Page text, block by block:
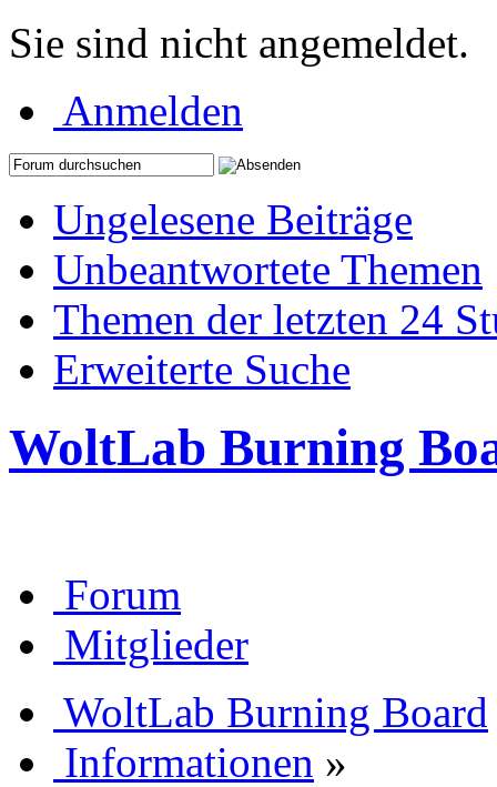
Sie sind nicht angemeldet.
Anmelden
Ungelesene Beiträge
Unbeantwortete Themen
Themen der letzten 24
Erweiterte Suche
WoltLab Burning
Forum
Mitglieder
WoltLab Burning Board
Informationen »